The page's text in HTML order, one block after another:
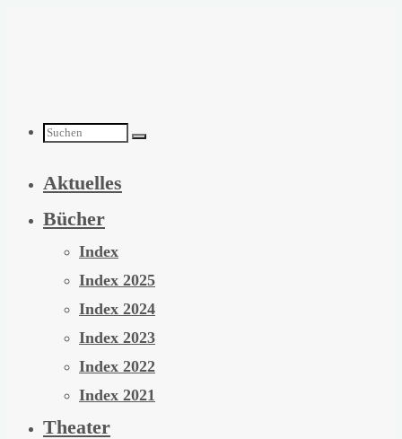
Suchen
nach:
Aktuelles
Bücher
Index
Index 2025
Index 2024
Index 2023
Index 2022
Index 2021
Theater